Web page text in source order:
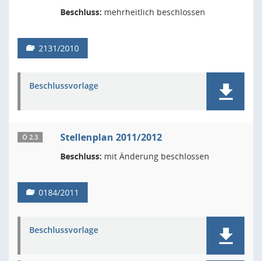
Beschluss: mehrheitlich beschlossen
2131/2010
Beschlussvorlage
Ö 2.3 Stellenplan 2011/2012
Beschluss: mit Änderung beschlossen
0184/2011
Beschlussvorlage